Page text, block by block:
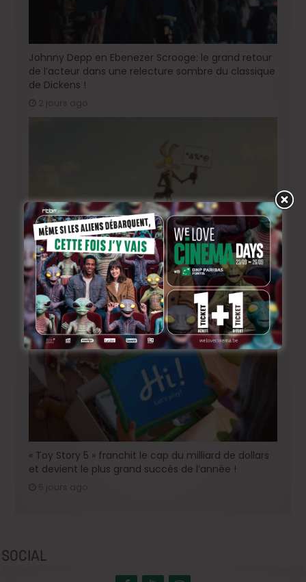
Johnny Depp en Ebenezer Scrooge: le grand retour
de l’acteur dans une relecture sombre du classique
de Dickens !
2 jours ago
« Coyote vs. Acme », le film maudit de Hollywood a
enfin une date de sortie !
4 jours ago
« Toy Story 5 » franchit le cap du milliard de dollars
et devient le plus grand succès de l’année !
SOCIAL